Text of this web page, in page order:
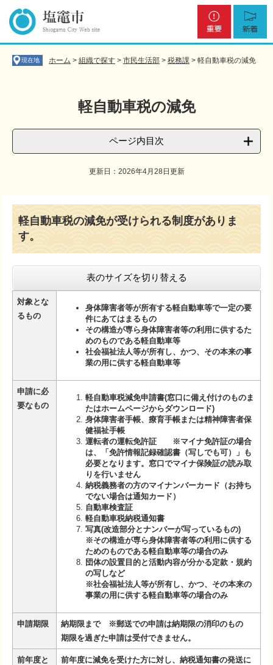
の
ー
現在地 ホーム > 組織で探す > 市民生活部 > 税務課 > 軽自動車税の減免
軽自動車税の減免
ページ内目次
更新日：2026年4月28日更新
軽自動車税の減免が受けられる制度がありま
す。
表のサイズを切り替える
対象とな
るもの
身体障害者等が所有する軽自動車等で一定の要
件にあてはまるもの
その構造が専ら身体障害者等の利用に供するた
めのものである軽自動車等
社会福祉法人等が所有し、かつ、その本来の事
業の用に供する軽自動車等
申請に必
要なもの
軽自動車税減免申請書(窓口に備え付けのものま
たはホームページからダウンロード)
身体障害者手帳、療育手帳または精神障害者保
健福祉手帳
運転者の運転免許証
※マイナ免許証の場合
は、「免許情報記録確認書（写しでも可）」も
必要となります。​窓口でマイナ保険証の読み取
りを行いません
納税義務者の方のマイナンバーカード（お持ち
でない場合は通知カード）
自動車検査証
軽自動車税納税通知書
写真(改造部分とナンバーが写っているもの)
※その構造が専ら身体障害者等の利用に供する
ためのものである軽自動車等の場合のみ
団体の設置目的と活動内容が分かる定款・規約
の写しなど
※社会福祉法人等が所有し、かつ、その本来の
事業の用に供する軽自動車等の場合のみ
申請期限 納期限まで ※郵送での申請は納期限の消印のもの
期限を過ぎた申請は受付できません。
前年度と
前年度に減免を受けた方に対し、納税通知書の発送に